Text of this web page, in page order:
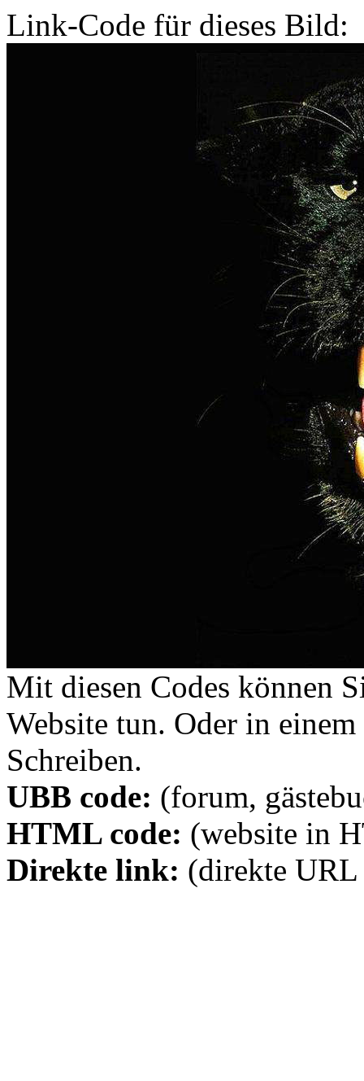
Link-Code für dieses Bild:
Mit diesen Codes können
Website tun. Oder in
Schreiben.
UBB code: (forum,
HTML code: (website in
Direkte link: (direkte